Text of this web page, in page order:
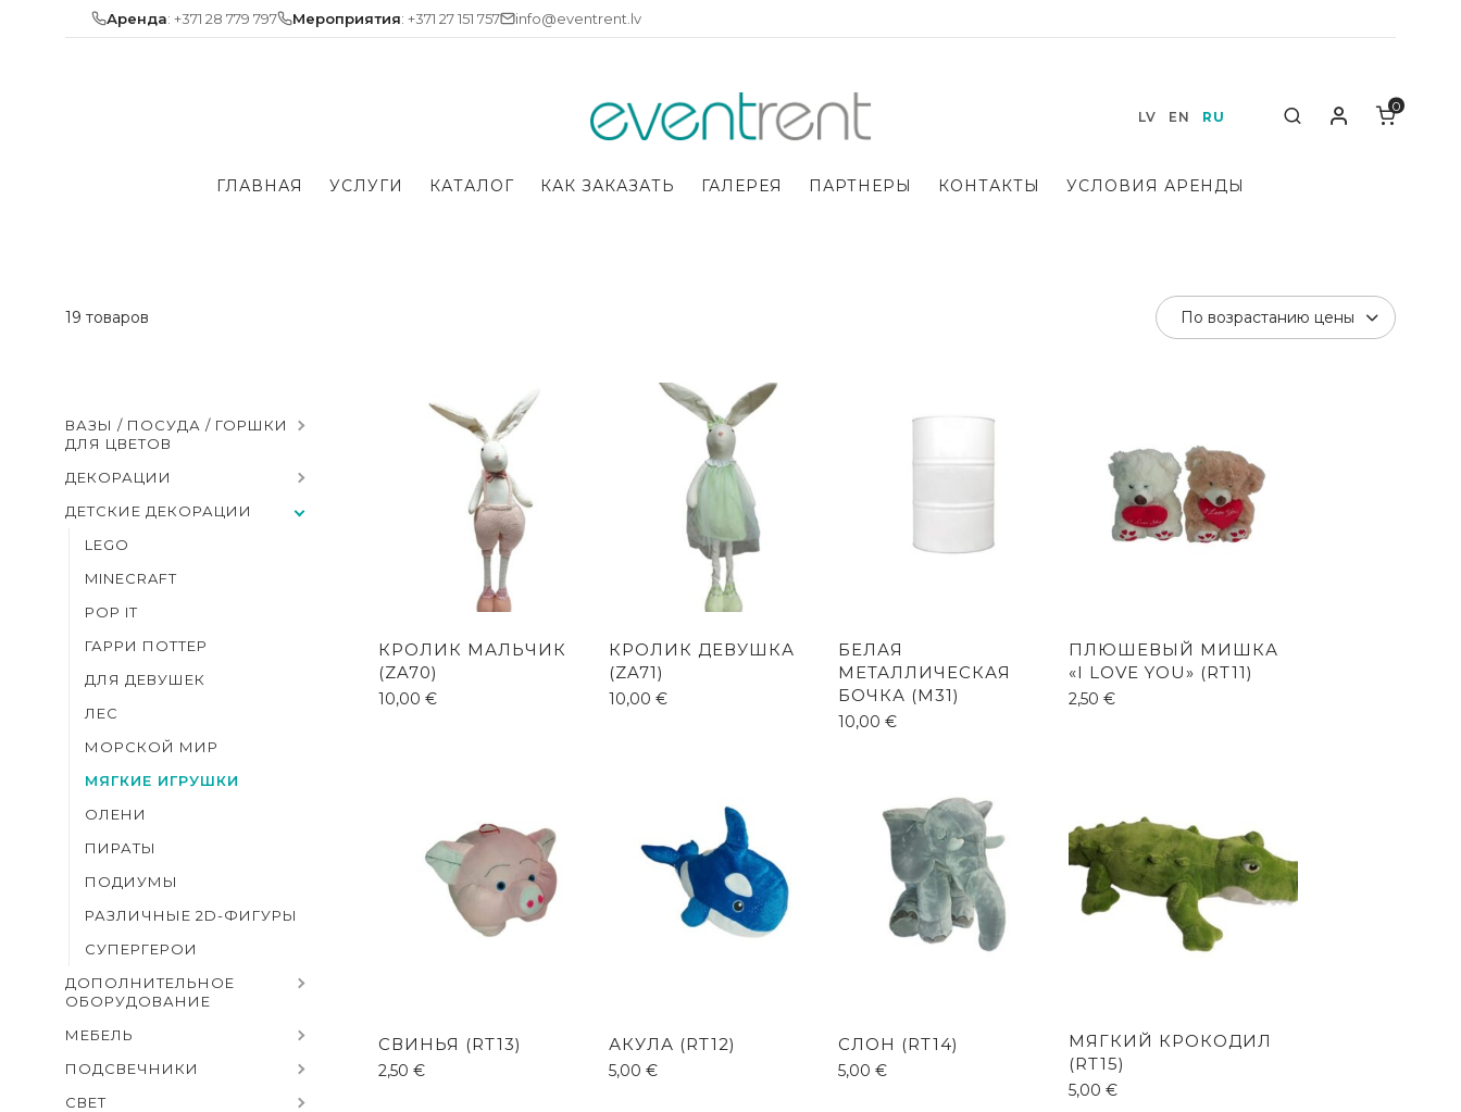
Аренда: +371 28 779 797 Мероприятия: +371 27 151 757 info@eventrent.lv
ГЛАВНАЯ УСЛУГИ КАТАЛОГ КАК ЗАКАЗАТЬ ГАЛЕРЕЯ ПАРТНЕРЫ КОНТАКТЫ УСЛОВИЯ АРЕНДЫ
LV EN RU Search Мой аккаунт
0
19 товаров
ВАЗЫ / ПОСУДА / ГОРШКИ
ДЛЯ ЦВЕТОВ
ДЕКОРАЦИИ
ДЕТСКИЕ ДЕКОРАЦИИ
LEGO
MINECRAFT
POP IT
ГАРРИ ПОТТЕР
ДЛЯ ДЕВУШЕК
ЛЕС
МОРСКОЙ МИР
МЯГКИЕ ИГРУШКИ
ОЛЕНИ
ПИРАТЫ
ПОДИУМЫ
РАЗЛИЧНЫЕ 2D-ФИГУРЫ
СУПЕРГЕРОИ
ДОПОЛНИТЕЛЬНОЕ
ОБОРУДОВАНИЕ
МЕБЕЛЬ
ПОДСВЕЧНИКИ
СВЕТ
КРОЛИК МАЛЬЧИК
(ZA70)
10,00€
КРОЛИК ДЕВУШКА
(ZA71)
10,00 €
БЕЛАЯ
МЕТАЛЛИЧЕСКАЯ
БОЧКА (M31)
10,00€
ПЛЮШЕВЫЙ МИШКА
«I LOVE YOU» (RT11)
2,50 €
СВИНЬЯ (RT13)
2,50€
АКУЛА (RT12)
5,00 €
СЛОН (RT14)
5,00€
МЯГКИЙ КРОКОДИЛ
(RT15)
5,00 €